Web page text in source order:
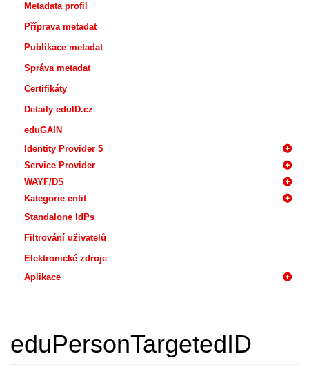
Metadata profil
Příprava metadat
Publikace metadat
Správa metadat
Certifikáty
Detaily eduID.cz
eduGAIN
Identity Provider 5
Service Provider
WAYF/DS
Kategorie entit
Standalone IdPs
Filtrování uživatelů
Elektronické zdroje
Aplikace
eduPersonTargetedID